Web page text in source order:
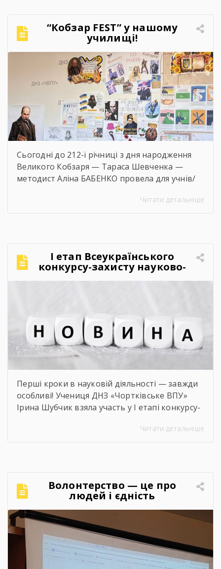
“Кобзар FEST” у нашому
училищі!
Сьогодні до 212-ї річниці з дня народження
Великого Кобзаря — Тараса Шевченка —
методист Аліна БАБЕНКО провела для учнів/
закладу інтерактивний захід «Кобзар
поезії, а також разом виконали безсмертний
[…]
Читати детальніше
І етап Всеукраїнського
конкурсу-захисту науково-
дослідницьких робіт учнів-
Перші кроки в науковій діяльності — завжди
особливі! Учениця ДНЗ «Чортківське ВПУ»
Ірина Шубчик взяла участь у І етапі конкурсу-
«Сучасний стан та перспективи розвитку
аналізом та прагненням осмислити сучасні
виклики й перспективи розвитку аграрної
сфери Чортківського […]
Читати детальніше
Волонтерство — це про
людей і єдність